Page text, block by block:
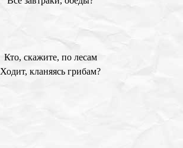
Кто, скажите, по лесам
Ходит, кланяясь грибам?